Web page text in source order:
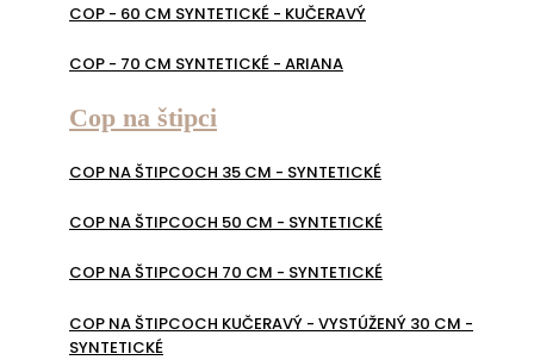
COP - 60 CM SYNTETICKÉ - KUČERAVÝ
COP - 70 CM SYNTETICKÉ - ARIANA
Cop na štipci
COP NA ŠTIPCOCH 35 CM - SYNTETICKÉ
COP NA ŠTIPCOCH 50 CM - SYNTETICKÉ
COP NA ŠTIPCOCH 70 CM - SYNTETICKÉ
COP NA ŠTIPCOCH KUČERAVÝ - VYSTÚŽENÝ 30 CM -
SYNTETICKÉ